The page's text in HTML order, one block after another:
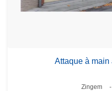
Attaque à main
Lieux
Zingem